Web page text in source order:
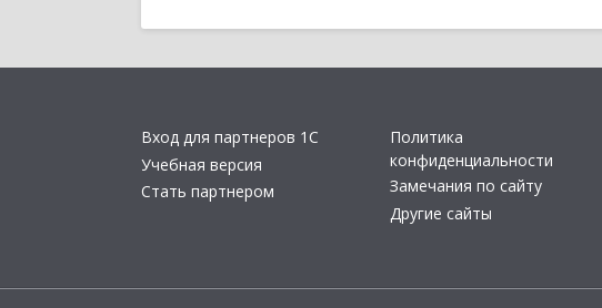
Вход для партнеров 1С
Учебная версия
Стать партнером
Политика
конфиденциальности
Замечания по сайту
Другие сайты